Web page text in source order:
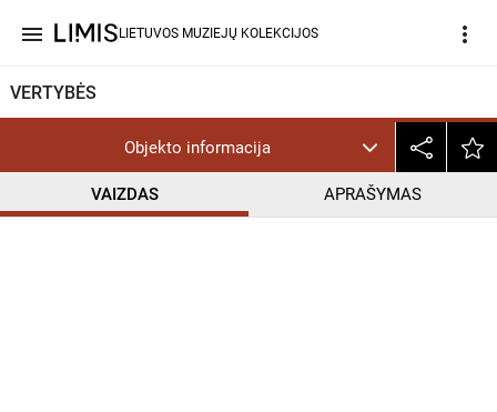
menu LIETUVOS MUZIEJŲ KOLEKCIJOS more_vert
VERTYBĖS
Objekto informacija
VAIZDAS APRAŠYMAS
InC help_outline